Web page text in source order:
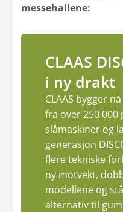
messehallene:
CLAAS
i ny drakt
CLAAS bygger
fra over 250
slåmaskiner og
generasjon
flere tekniske
ny motvekt,
modellene og
alternativ til